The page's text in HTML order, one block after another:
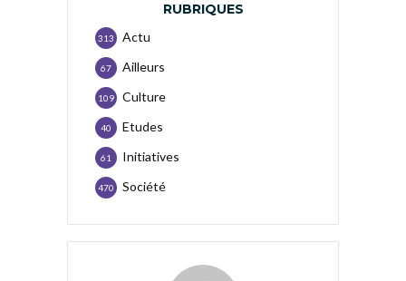
RUBRIQUES
Actu
313
Ailleurs
67
Culture
109
Etudes
40
Initiatives
61
Société
470